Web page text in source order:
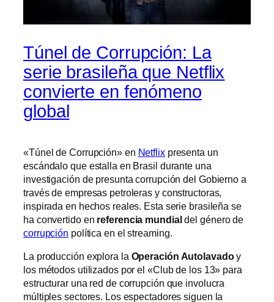
Túnel de Corrupción: La
serie brasileña que Netflix
convierte en fenómeno
global
«Túnel de Corrupción» en Netflixpresenta un
escándalo que estalla en Brasil durante una
investigación de presunta corrupción del Gobierno a
través de empresas petroleras y constructoras,
inspirada en hechos reales. Esta serie brasileña se
ha convertido en referencia mundialdel género de
corrupción política en el streaming.
La producción explora la Operación Autolavadoy
los métodos utilizados por el «Club de los 13» para
estructurar una red de corrupción que involucra
múltiples sectores. Los espectadores siguen la